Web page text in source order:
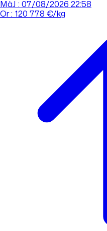
MàJ : 07/08/2026 22:58
Or : 120 778 €/kg